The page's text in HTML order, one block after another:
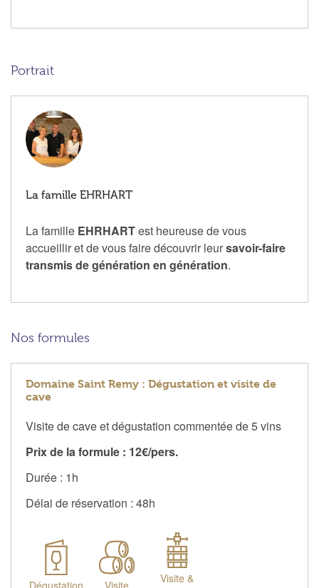
Portrait
La famille EHRHART
La famille EHRHARTest heureuse de vous
accueillir et de vous faire découvrir leursavoir-faire
transmis de génération en génération.
Nos formules
Domaine Saint Remy : Dégustation et visite de
cave
Visite de cave et dégustation commentée de 5 vins
Prix de la formule : 12€/pers.
Durée : 1h
Délai de réservation : 48h
Dégustation Visite
Visite &